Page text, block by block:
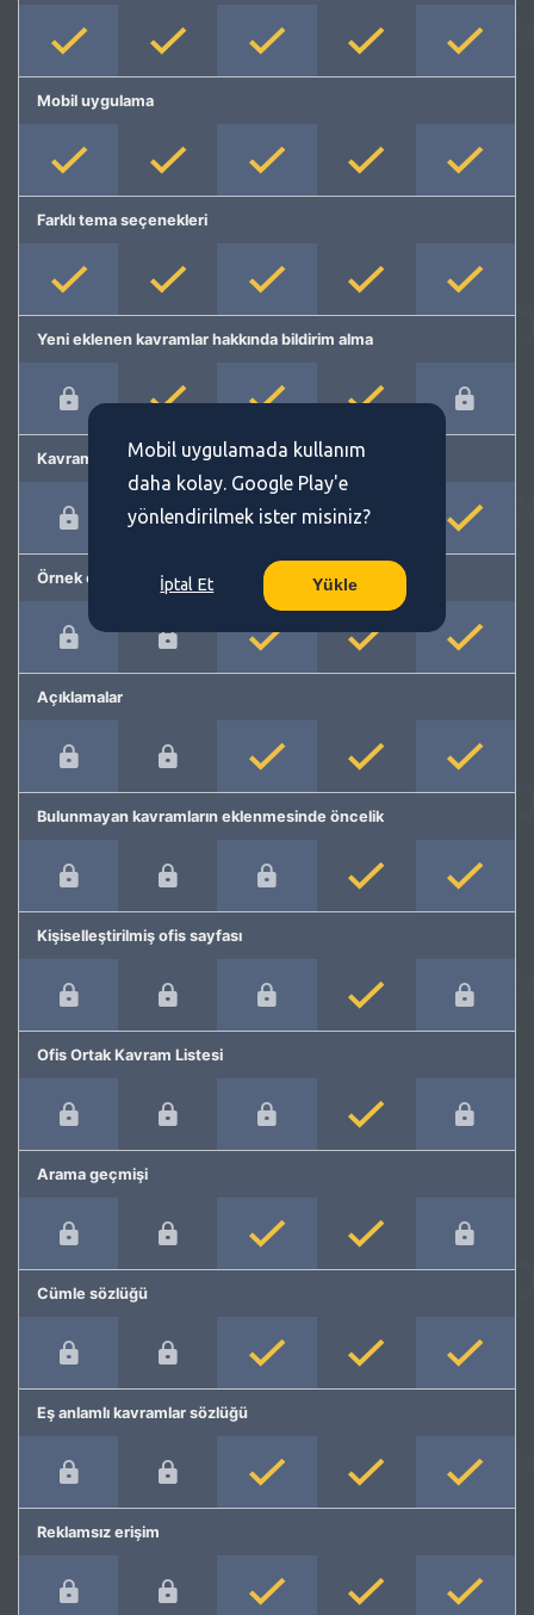
Mobil uygulama
Farklı tema seçenekleri
Yeni eklenen kavramlar hakkında bildirim alma
Kavram önerme
Örnek cümleler
Açıklamalar
Bulunmayan kavramların eklenmesinde öncelik
Kişiselleştirilmiş ofis sayfası
Ofis Ortak Kavram Listesi
Arama geçmişi
Cümle sözlüğü
Eş anlamlı kavramlar sözlüğü
Reklamsız erişim
Mobil uygulamada kullanım
daha kolay. Google Play'e
yönlendirilmek ister misiniz?
İptal Et Yükle